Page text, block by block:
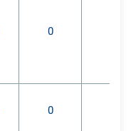
обучения в
среднем общем и
0
0